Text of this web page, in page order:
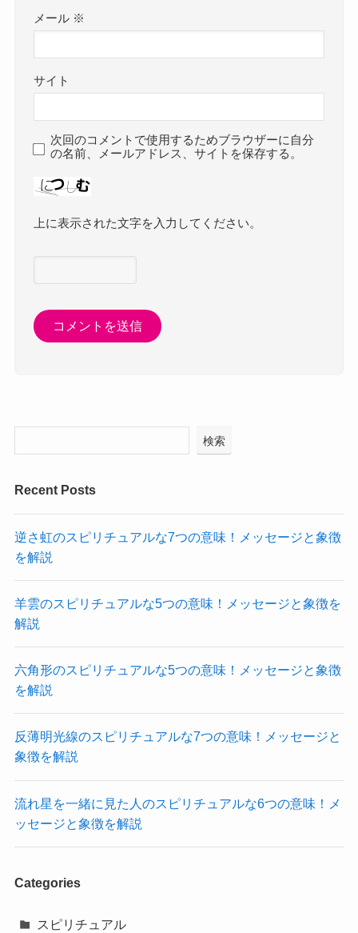
メール ※
サイト
次回のコメントで使用するためブラウザーに自分
の名前、メールアドレス、サイトを保存する。
上に表示された文字を入力してください。
検索
Recent Posts
逆さ虹のスピリチュアルな7つの意味！メッセージと象徴
を解説
羊雲のスピリチュアルな5つの意味！メッセージと象徴を
解説
六角形のスピリチュアルな5つの意味！メッセージと象徴
を解説
反薄明光線のスピリチュアルな7つの意味！メッセージと
象徴を解説
流れ星を一緒に見た人のスピリチュアルな6つの意味！メ
ッセージと象徴を解説
Categories
スピリチュアル